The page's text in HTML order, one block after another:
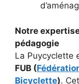
Notre
pédagogie
La Puycyclette
FUB (
Bicyclette).